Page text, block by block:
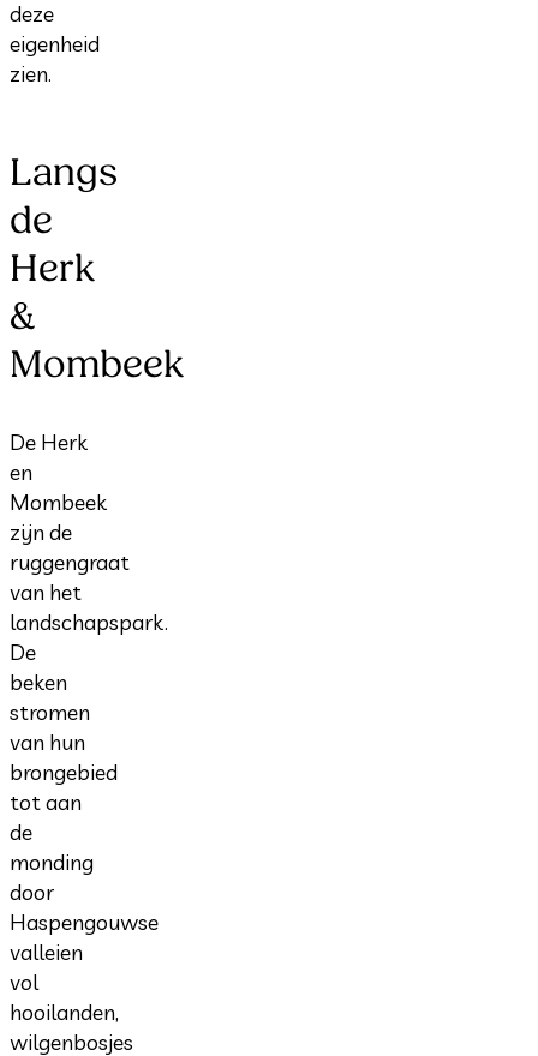
deze
eigenheid
zien.
Langs
de
Herk
&
Mombeek
De Herk
en
Mombeek
zijn de
ruggengraat
van het
landschapspark.
De
beken
stromen
van hun
brongebied
tot aan
de
monding
door
Haspengouwse
valleien
vol
hooilanden,
wilgenbosjes